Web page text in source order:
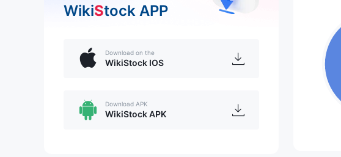
WikiStock APP
Download on the
WikiStock IOS
Download APK
WikiStock APK